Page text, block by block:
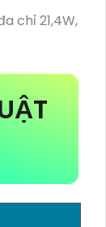
chỉ 21,4W,